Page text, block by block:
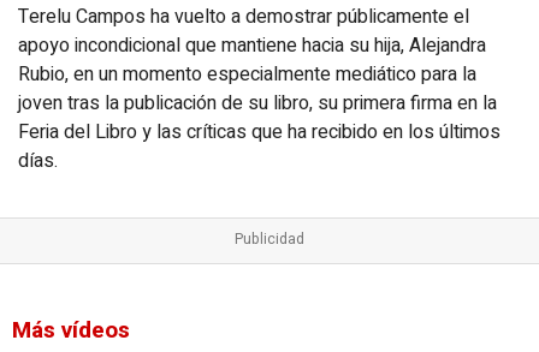
Terelu Campos ha vuelto a demostrar públicamente el
apoyo incondicional que mantiene hacia su hija, Alejandra
Rubio, en un momento especialmente mediático para la
joven tras la publicación de su libro, su primera firma en la
Feria del Libro y las críticas que ha recibido en los últimos
días.
Más vídeos